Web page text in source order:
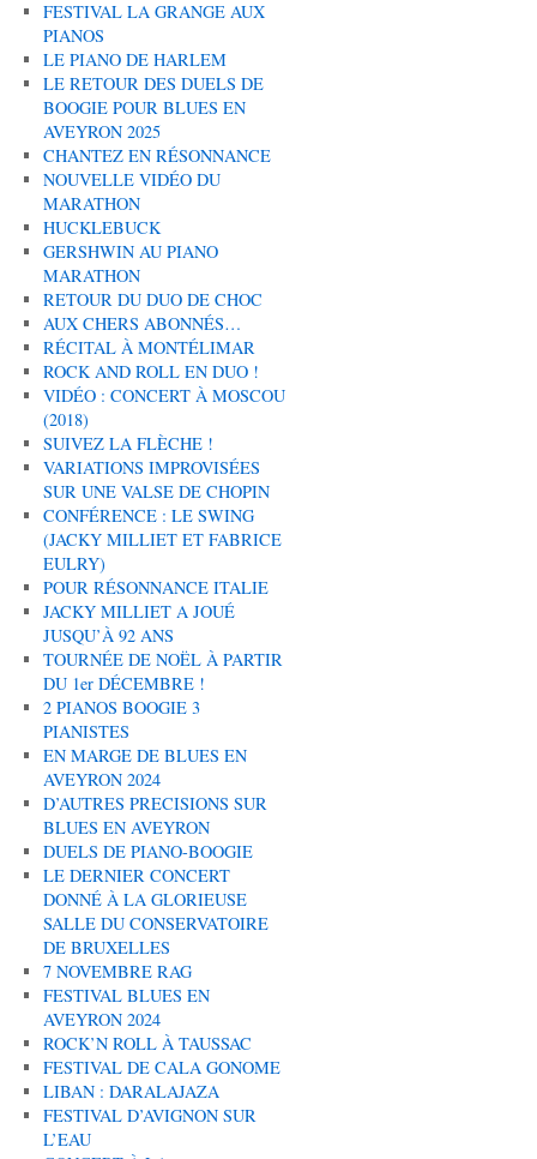
FESTIVAL LA GRANGE AUX
PIANOS
LE PIANO DE HARLEM
LE RETOUR DES DUELS DE
BOOGIE POUR BLUES EN
AVEYRON 2025
CHANTEZ EN RÉSONNANCE
NOUVELLE VIDÉO DU
MARATHON
HUCKLEBUCK
GERSHWIN AU PIANO
MARATHON
RETOUR DU DUO DE CHOC
AUX CHERS ABONNÉS…
RÉCITAL À MONTÉLIMAR
ROCK AND ROLL EN DUO !
VIDÉO : CONCERT À MOSCOU
(2018)
SUIVEZ LA FLÈCHE !
VARIATIONS IMPROVISÉES
SUR UNE VALSE DE CHOPIN
CONFÉRENCE : LE SWING
(JACKY MILLIET ET FABRICE
EULRY)
POUR RÉSONNANCE ITALIE
JACKY MILLIET A JOUÉ
JUSQU’À 92 ANS
TOURNÉE DE NOËL À PARTIR
DU 1er DÉCEMBRE !
2 PIANOS BOOGIE 3
PIANISTES
EN MARGE DE BLUES EN
AVEYRON 2024
D’AUTRES PRECISIONS SUR
BLUES EN AVEYRON
DUELS DE PIANO-BOOGIE
LE DERNIER CONCERT
DONNÉ À LA GLORIEUSE
SALLE DU CONSERVATOIRE
DE BRUXELLES
7 NOVEMBRE RAG
FESTIVAL BLUES EN
AVEYRON 2024
ROCK’N ROLL À TAUSSAC
FESTIVAL DE CALA GONOME
LIBAN : DARALAJAZA
FESTIVAL D’AVIGNON SUR
L’EAU